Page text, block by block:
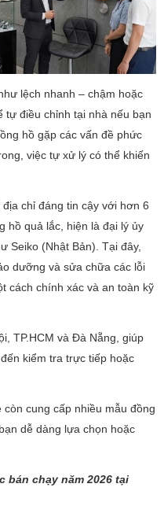
lệch nhanh – chậm hoặc
tự điều chỉnh tại nhà nếu bạn
hồ gặp các vấn đề phức
việc tự xử lý có thể khiến
chỉ đáng tin cậy với hơn 6
hồ quả lắc, hiện là đại lý ủy
Seiko (Nhật Bản). Tại đây,
dưỡng và sửa chữa các lỗi
cách chính xác và an toàn kỹ
TP.HCM và Đà Nẵng, giúp
kiểm tra trực tiếp hoặc
cung cấp nhiều mẫu đồng
dễ dàng lựa chọn hoặc
bán chạy năm 2026 tại